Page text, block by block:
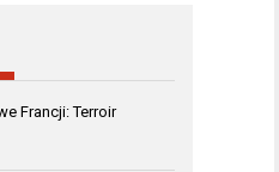
Francji: Terroir